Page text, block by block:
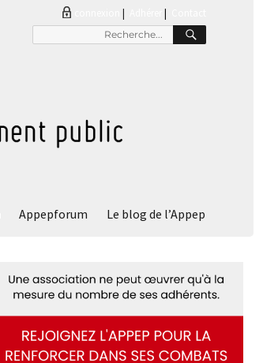
|
pour
Appepforum Le blog de l’Appep